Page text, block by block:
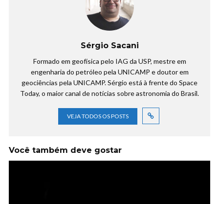
Sérgio Sacani
Formado em geofísica pelo IAG da USP, mestre em
engenharia do petróleo pela UNICAMP e doutor em
geociências pela UNICAMP. Sérgio está à frente do Space
Today, o maior canal de notícias sobre astronomia do Brasil.
VEJA TODOS OS POSTS
Você também deve gostar